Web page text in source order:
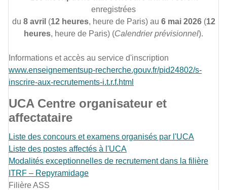
enregistrées
du 8 avril (12 heures, heure de Paris) au 6 mai 2026 (12
heures, heure de Paris) (Calendrier prévisionnel).
Informations et accès au service d'inscription
www.enseignementsup-recherche.gouv.fr/pid24802/s-
inscrire-aux-recrutements-i.t.r.f.html
UCA Centre organisateur et
affectataire
Liste des concours et examens organisés par l'UCA
Liste des postes affectés à l'UCA
Modalités exceptionnelles de recrutement dans la filière
ITRF – Repyramidage
Filière ASS